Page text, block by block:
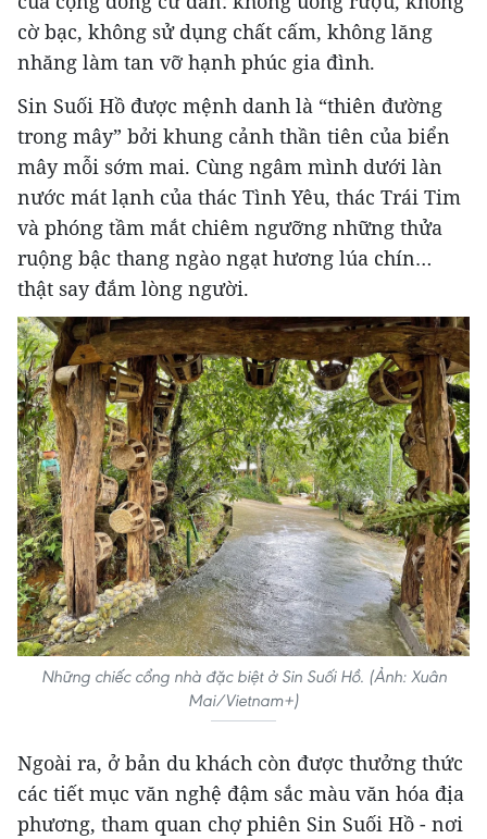
cờ bạc, không sử dụng chất cấm, không lăng
nhăng làm tan vỡ hạnh phúc gia đình.
Sin Suối Hồ được mệnh danh là “thiên đường
trong mây” bởi khung cảnh thần tiên của biển
mây mỗi sớm mai. Cùng ngâm mình dưới làn
nước mát lạnh của thác Tình Yêu, thác Trái Tim
và phóng tầm mắt chiêm ngưỡng những thửa
ruộng bậc thang ngào ngạt hương lúa chín…
thật say đắm lòng người.
Những chiếc cổng nhà đặc biệt ở Sin Suối Hồ. (Ảnh: Xuân
Mai/Vietnam+)
Ngoài ra, ở bản du khách còn được thưởng thức
các tiết mục văn nghệ đậm sắc màu văn hóa địa
phương, tham quan chợ phiên Sin Suối Hồ - nơi